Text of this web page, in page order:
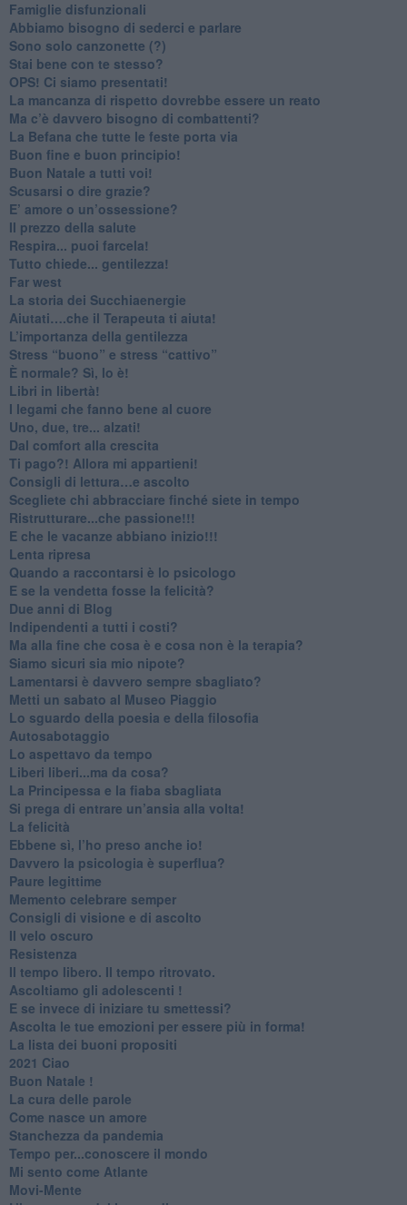
​Famiglie disfunzionali
​Abbiamo bisogno di sederci e parlare
Sono solo canzonette (?)
​Stai bene con te stesso?
​OPS! Ci siamo presentati!
​La mancanza di rispetto dovrebbe essere un reato
​Ma c’è davvero bisogno di combattenti?
​La Befana che tutte le feste porta via
Buon fine e buon principio!
​Buon Natale a tutti voi!
​Scusarsi o dire grazie?
​E’ amore o un’ossessione?
​Il prezzo della salute
​Respira... puoi farcela!
​Tutto chiede... gentilezza!
​Far west
​La storia dei Succhiaenergie
​Aiutati….che il Terapeuta ti aiuta!
​L’importanza della gentilezza
​Stress “buono” e stress “cattivo”
​È normale? Sì, lo è!
​Libri in libertà!
​I legami che fanno bene al cuore
Uno, due, tre... alzati!​
​Dal comfort alla crescita
​Ti pago?! Allora mi appartieni!​
​Consigli di lettura…e ascolto
​Scegliete chi abbracciare finché siete in tempo
​Ristrutturare...che passione!!!
​E che le vacanze abbiano inizio!!!
​Lenta ripresa
​Quando a raccontarsi è lo psicologo
​E se la vendetta fosse la felicità?
​Due anni di Blog
​Indipendenti a tutti i costi?
​Ma alla fine che cosa è e cosa non è la terapia?
​Siamo sicuri sia mio nipote?
​Lamentarsi è davvero sempre sbagliato?
​Metti un sabato al Museo Piaggio
​Lo sguardo della poesia e della filosofia
Autosabotaggio
​Lo aspettavo da tempo
​Liberi liberi...ma da cosa?
​La Principessa e la fiaba sbagliata
Si prega di entrare un’ansia alla volta!
​La felicità
​Ebbene sì, l’ho preso anche io!
​Davvero la psicologia è superflua?
Paure legittime
​Memento celebrare semper
​Consigli di visione e di ascolto
​Il velo oscuro
Resistenza
​Il tempo libero. Il tempo ritrovato.
Ascoltiamo gli adolescenti !
​E se invece di iniziare tu smettessi?
​Ascolta le tue emozioni per essere più in forma!
​La lista dei buoni propositi
2021 Ciao
Buon Natale !
​La cura delle parole
​Come nasce un amore
Stanchezza da pandemia
​Tempo per...conoscere il mondo
​Mi sento come Atlante
​Movi-Mente